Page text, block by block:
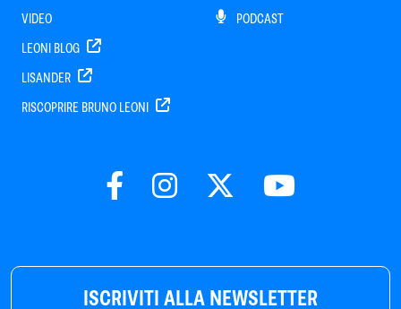
ISCRIVITI ALLA NEWSLETTER
VIDEO
LEONI BLOG
LISANDER
RISCOPRIRE BRUNO LEONI
PODCAST